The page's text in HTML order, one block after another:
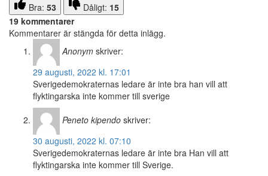
Bra: 53 Dåligt: 15
19 kommentarer
Kommentarer är stängda för detta inlägg.
Anonym skriver:
29 augusti, 2022 kl. 17:01
Sverigedemokraternas ledare är inte bra han vill att
flyktingarska inte kommer till sverige
Peneto kipendo skriver:
30 augusti, 2022 kl. 07:10
Sverigedemokraternas ledare är inte bra Han vill att
flyktingarska inte kommer till Sverige.